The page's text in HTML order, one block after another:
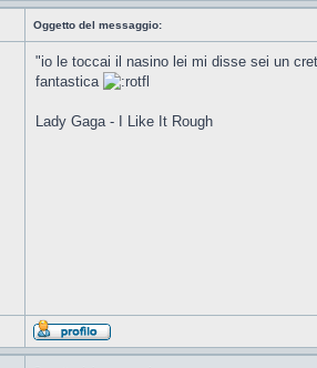
Oggetto del messaggio:
"io le toccai il nasino lei mi disse sei un
fantastica
Lady Gaga - I Like It Rough